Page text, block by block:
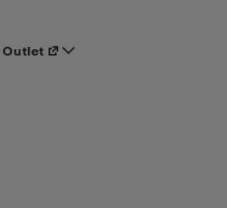
Outlet